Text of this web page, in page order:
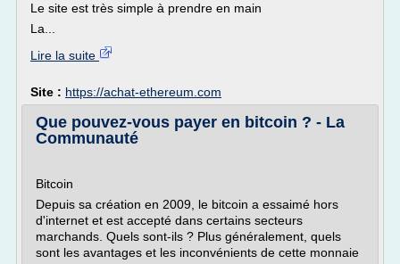
Le site est très simple à prendre en main
La...
Lire la suite
Site : https://achat-ethereum.com
Que pouvez-vous payer en bitcoin ? - La
Communauté
Bitcoin
Depuis sa création en 2009, le bitcoin a essaimé hors
d'internet et est accepté dans certains secteurs
marchands. Quels sont-ils ? Plus généralement, quels
sont les avantages et les inconvénients de cette monnaie